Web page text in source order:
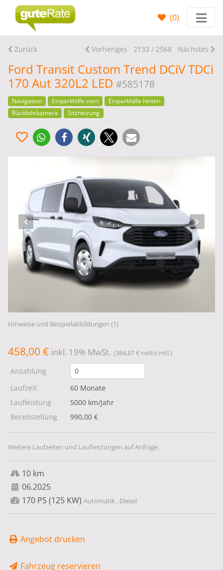
(0)
Zurück Vorheriges 2133 / 2568 Nächstes
Ford Transit Custom Trend DCiV TDCi
170 Aut 320L2 LED #585178
Navigation Einparkhilfe vorn
Einparkhilfe hinten
Rückfahrkamera
Sitzheizung
Hinweise und Beispielabbildungen (1)
458,00 € inkl. 19% MwSt. (384,87 € netto mtl.)
Anzahlung
Laufzeit
60 Monate
Laufleistung
5000 km/Jahr
Bereitstellung
990,00 €
Weitere Laufzeiten und Laufleistungen auf Anfrage.
10 km
06.2025
170 PS (125 KW) Automatik , Diesel
Angebot drucken
Fahrzeug reservieren